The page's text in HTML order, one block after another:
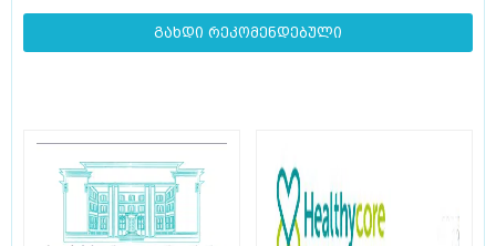
გახდი რეკომენდებული